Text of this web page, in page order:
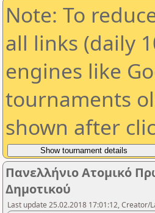
Note: To
all links (daily
engines like
tournaments
shown after
Πανελλήνιο Ατομικό
Δημοτικού
Last update 25.02.2018 17:01:12, Creator/